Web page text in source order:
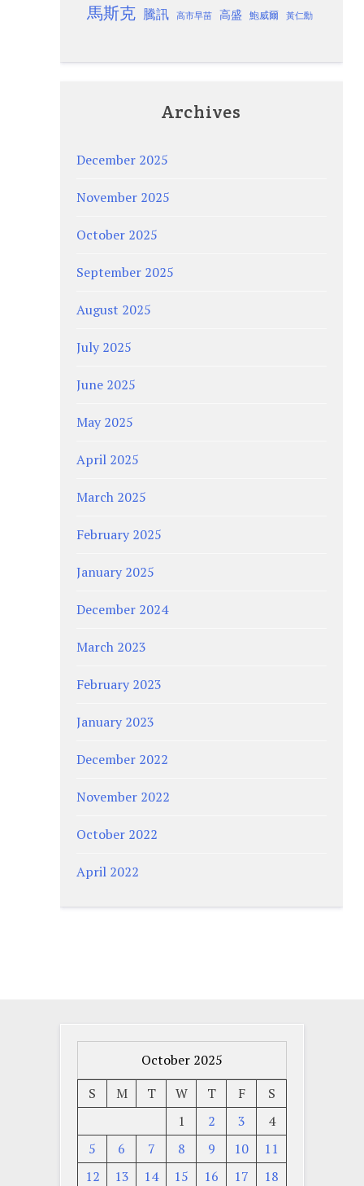
馬斯克 騰訊 高市早苗 高盛 鮑威爾 黃仁勳
Archives
December 2025
November 2025
October 2025
September 2025
August 2025
July 2025
June 2025
May 2025
April 2025
March 2025
February 2025
January 2025
December 2024
March 2023
February 2023
January 2023
December 2022
November 2022
October 2022
April 2022
October 2025
S
M T W T F
S
1
2 3
4
5
6 7 8 9 10
11
12
13 14 15 16 17 18